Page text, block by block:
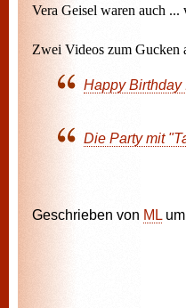
Vera Geisel waren auch ...
Zwei Videos zum Gucken
Happy Birthday
Die Party mit
Geschrieben von ML um